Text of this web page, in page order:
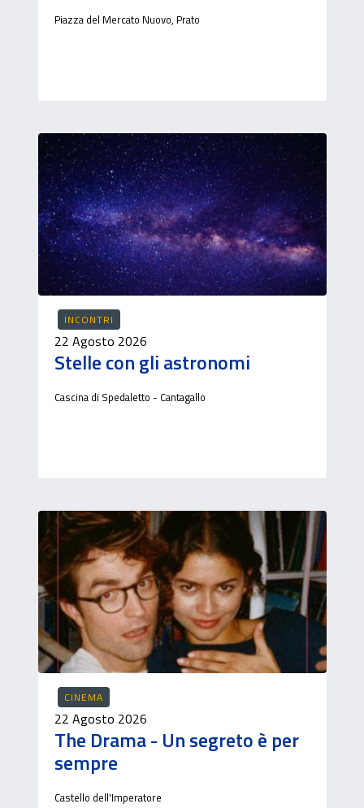
Piazza del Mercato Nuovo, Prato
INCONTRI
22 Agosto 2026
Stelle con gli astronomi
Cascina di Spedaletto - Cantagallo
CINEMA
22 Agosto 2026
The Drama - Un segreto è per
sempre
Castello dell'Imperatore